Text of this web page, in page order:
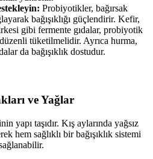
Probiyotikler, bağırsak
bağışıklığı güçlendirir. Kefir,
gibi fermente gıdalar, probiyotik
tüketilmelidir. Ayrıca hurma,
da bağışıklık dostudur.
ve Yağlar
yapı taşıdır. Kış aylarında yağsız
hem sağlıklı bir bağışıklık sistemi